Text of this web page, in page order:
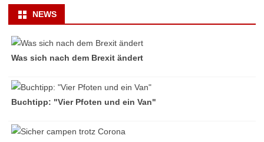
NEWS
Was sich nach dem Brexit ändert
Buchtipp: "Vier Pfoten und ein Van"